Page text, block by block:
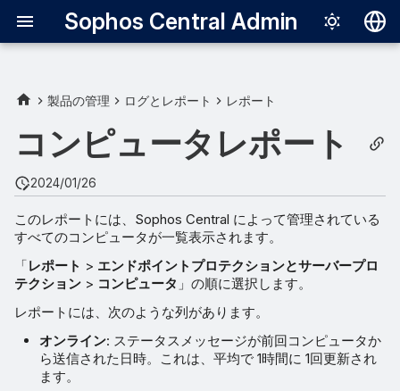
Sophos Central Admin
Español
Français
Italiano
日本語
한국어
製品の管理 ログとレポート レポート
コンピュータレポート
2024/01/26
このレポートには、Sophos Central によって管理されている
すべてのコンピュータが一覧表示されます。
「レポート > エンドポイントプロテクションとサーバープロ
テクション > コンピュータ 」の順に選択します。
レポートには、次のような列があります。
オンライン: ステータスメッセージが前回コンピュータか
ら送信された日時。これは、平均で 1時間に 1回更新され
ます。